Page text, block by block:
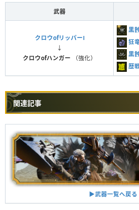
武器
クロウofリッパーⅠ
↓
クロウofハンガー （強化）
黒
狂
黒
歴
関連記事
▶︎武器一覧へ戻る